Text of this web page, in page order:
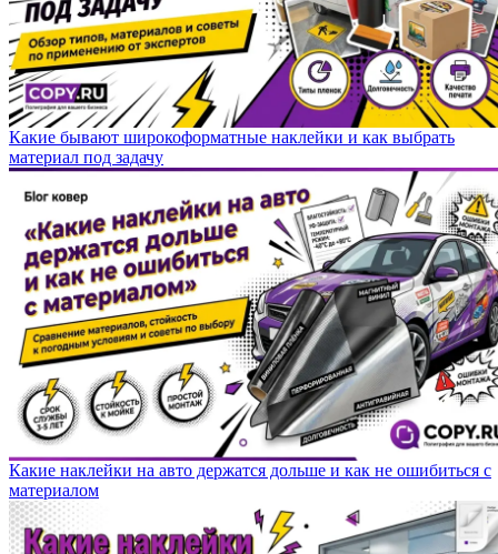
Какие бывают широкоформатные наклейки и как выбрать
материал под задачу
Какие наклейки на авто держатся дольше и как не ошибиться с
материалом